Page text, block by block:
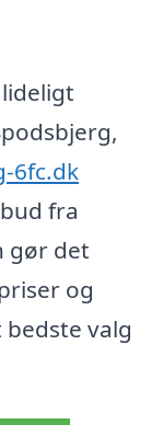
6fc.dk
fra
gør det
og
valg